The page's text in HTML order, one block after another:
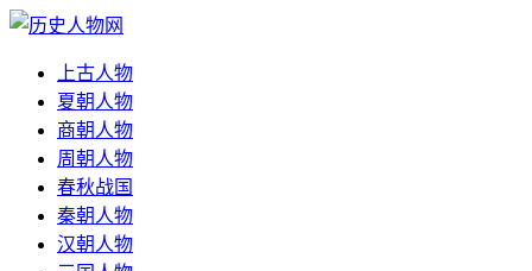
上古人物
夏朝人物
商朝人物
周朝人物
春秋战国
秦朝人物
汉朝人物